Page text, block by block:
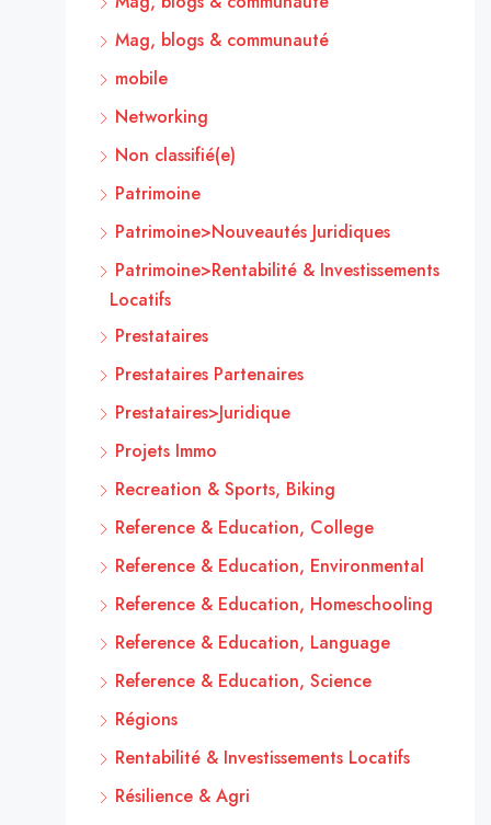
Mag, blogs & communauté
mobile
Networking
Non classifié(e)
Patrimoine
Patrimoine>Nouveautés Juridiques
Patrimoine>Rentabilité & Investissements
Locatifs
Prestataires
Prestataires Partenaires
Prestataires>Juridique
Projets Immo
Recreation & Sports, Biking
Reference & Education, College
Reference & Education, Environmental
Reference & Education, Homeschooling
Reference & Education, Language
Reference & Education, Science
Régions
Rentabilité & Investissements Locatifs
Résilience & Agri